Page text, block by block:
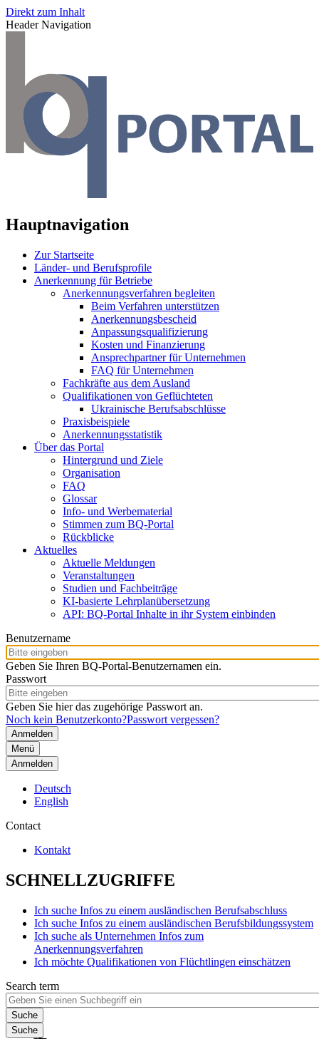
Direkt zum Inhalt
Header Navigation
Hauptnavigation
Zur Startseite
Länder- und Berufsprofile
Anerkennung für Betriebe
Anerkennungsverfahren begleiten
Beim Verfahren unterstützen
Anerkennungsbescheid
Anpassungsqualifizierung
Kosten und Finanzierung
Ansprechpartner für Unternehmen
FAQ für Unternehmen
Fachkräfte aus dem Ausland
Qualifikationen von Geflüchteten
Ukrainische Berufsabschlüsse
Praxisbeispiele
Anerkennungsstatistik
Über das Portal
Hintergrund und Ziele
Organisation
FAQ
Glossar
Info- und Werbematerial
Stimmen zum BQ-Portal
Rückblicke
Aktuelles
Aktuelle Meldungen
Veranstaltungen
Studien und Fachbeiträge
KI-basierte Lehrplanübersetzung
API: BQ-Portal Inhalte in ihr System einbinden
Benutzername
Geben Sie Ihren BQ-Portal-Benutzernamen ein.
Passwort
Geben Sie hier das zugehörige Passwort an.
Noch kein Benutzerkonto?Passwort vergessen?
Menü
Anmelden
Deutsch
English
Contact
Kontakt
SCHNELLZUGRIFFE
Ich suche Infos zu einem ausländischen Berufsabschluss
Ich suche Infos zu einem ausländischen Berufsbildungssystem
Ich suche als Unternehmen Infos zum
Anerkennungsverfahren
Ich möchte Qualifikationen von Flüchtlingen einschätzen
Search term
Suche